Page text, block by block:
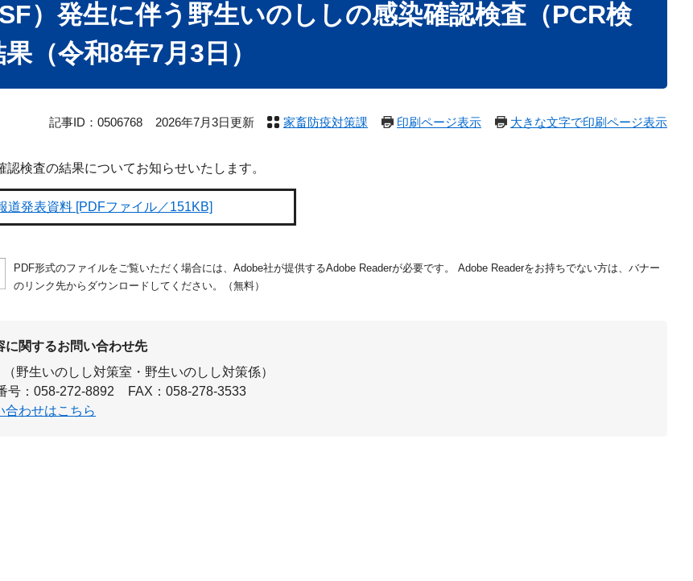
）発生に伴う野生いのししの感染確認検査（PCR検
（令和8年7月3日）
記事ID：0506768 2026年7月3日更新 家畜防疫対策課 印刷ページ表示 大きな文字で印刷ページ表示
認検査の結果についてお知らせいたします。
道発表資料 [PDFファイル／151KB]
PDF形式のファイルをご覧いただく場合には、Adobe社が提供するAdobe Readerが必要です。
Adobe Readerをお持ちでない方は、バナー
のリンク先からダウンロードしてください。（無料）
に関するお問い合わせ先
（野生いのしし対策室・野生いのしし対策係）
号：058-272-8892
FAX：058-278-3533
合わせはこちら